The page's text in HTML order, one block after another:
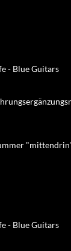
- Blue Guitars
- Blue Guitars